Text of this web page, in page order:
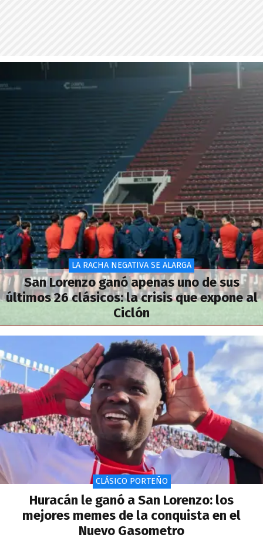
LA RACHA NEGATIVA SE ALARGA
San Lorenzo ganó apenas uno de sus
últimos 26 clásicos: la crisis que expone al
Ciclón
CLÁSICO PORTEÑO
Huracán le ganó a San Lorenzo: los
mejores memes de la conquista en el
Nuevo Gasometro